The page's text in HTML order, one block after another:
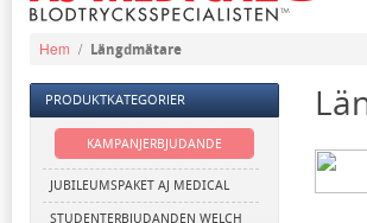
Hem / Längdmätare
PRODUKTKATEGORIER
KAMPANJERBJUDANDE
JUBILEUMSPAKET AJ MEDICAL
STUDENTERBJUDANDEN WELCH